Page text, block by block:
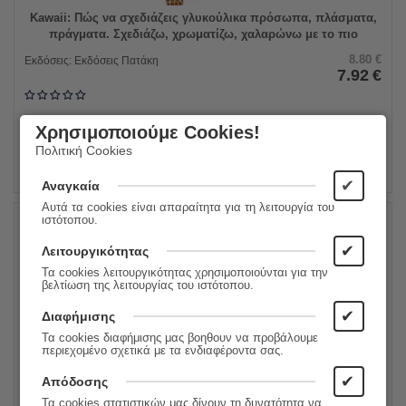
Kawaii: Πώς να σχεδιάζεις γλυκούλικα πρόσωπα, πλάσματα,
πράγματα. Σχεδιάζω, χρωματίζω, χαλαρώνω με το πιο
Εκδόσεις: Εκδόσεις Πατάκη 8.80 €
7.92 €
ΠΡΟΣΘΗΚΗ ΣΤΟ ΚΑΛΑΘΙ
10%
Χρησιμοποιούμε Cookies!
Πολιτική Cookies
Αναγκαία ✔
Αυτά τα cookies είναι απαραίτητα για τη λειτουργία του
ιστότοπου.
Λειτουργικότητας ✔
Τα cookies λειτουργικότητας χρησιμοποιούνται για την
βελτίωση της λειτουργίας του ιστότοπου.
Διαφήμισης ✔
Τα cookies διαφήμισης μας βοηθουν να προβάλουμε
περιεχομένο σχετικά με τα ενδιαφέροντα σας.
Απόδοσης ✔
Τα cookies στατιστικών μας δίνουν τη δυνατότητα να